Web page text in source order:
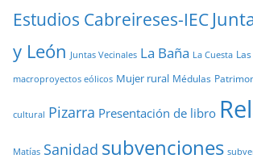
Estudios Cabreireses-IEC
y León Juntas Vecinales La Baña La Cuesta
macroproyectos eólicos Mujer rural Médulas
cultural Pizarra Presentación de libro
Matías Sanidad subvenciones